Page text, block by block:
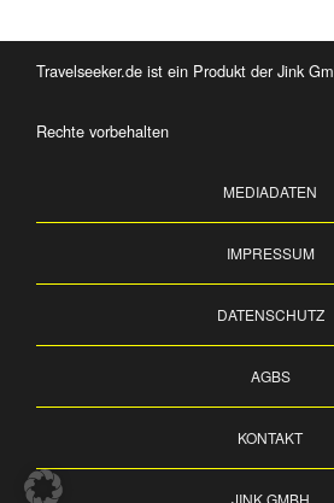
Travelseeker.de ist ein Produkt der Jink
Rechte vorbehalten
MEDIADATEN
IMPRESSUM
DATENSCHUTZ
AGBS
KONTAKT